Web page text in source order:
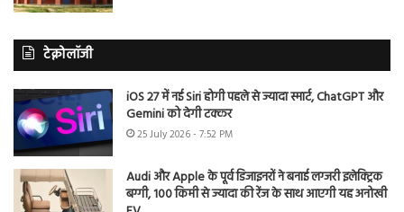
टेक्नोलॉजी
iOS 27 में नई Siri होगी पहले से ज्यादा स्मार्ट, ChatGPT और
Gemini को देगी टक्कर
25 July 2026 - 7:52 PM
Audi और Apple के पूर्व डिजाइनरों ने बनाई लग्जरी इलेक्ट्रिक
बग्गी, 100 किमी से ज्यादा की रेंज के साथ आएगी यह अनोखी